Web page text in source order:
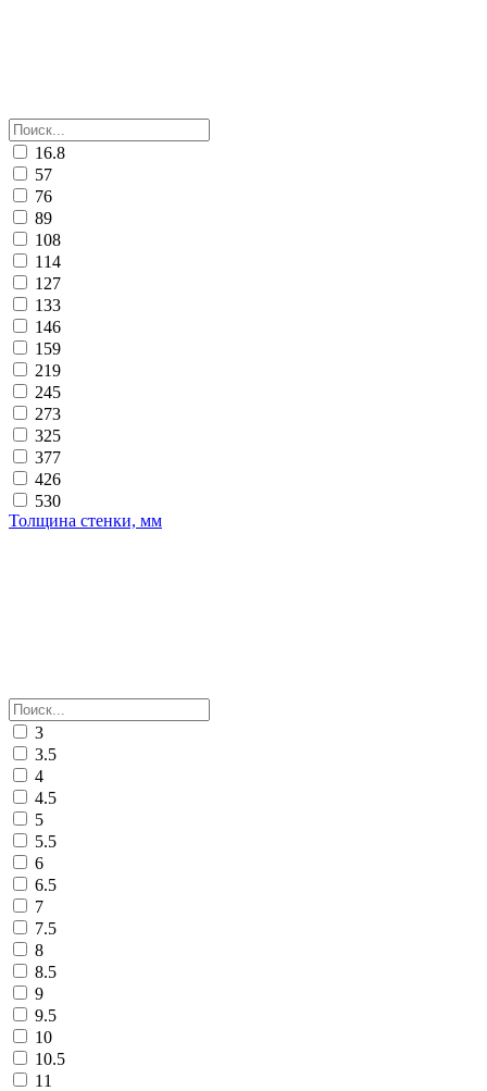
16.8
57
76
89
108
114
127
133
146
159
219
245
273
325
377
426
530
Толщина стенки, мм
3
3.5
4
4.5
5
5.5
6
6.5
7
7.5
8
8.5
9
9.5
10
10.5
11